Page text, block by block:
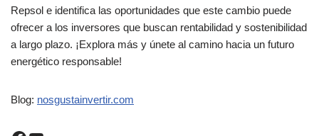
Repsol e identifica las oportunidades que este cambio puede
ofrecer a los inversores que buscan rentabilidad y sostenibilidad
a largo plazo. ¡Explora más y únete al camino hacia un futuro
energético responsable!
Blog: nosgustainvertir.com